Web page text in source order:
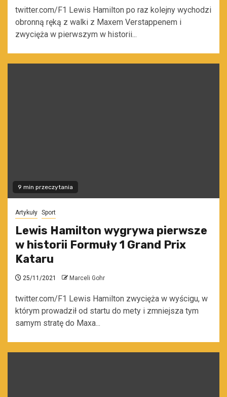
twitter.com/F1 Lewis Hamilton po raz kolejny wychodzi
obronną ręką z walki z Maxem Verstappenem i
zwycięża w pierwszym w historii...
9 min przeczytania
Artykuły Sport
Lewis Hamilton wygrywa pierwsze
w historii Formuły 1 Grand Prix
Kataru
25/11/2021 Marceli Gohr
twitter.com/F1 Lewis Hamilton zwycięża w wyścigu, w
którym prowadził od startu do mety i zmniejsza tym
samym stratę do Maxa...